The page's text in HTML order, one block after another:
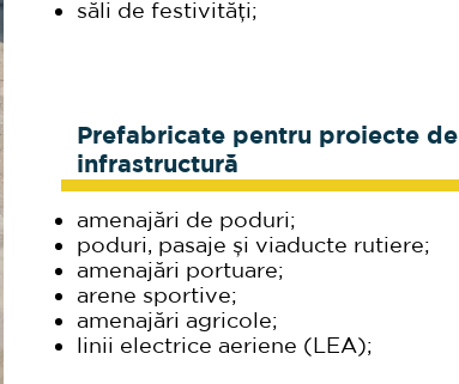
săli de festivități;
Prefabricate pentru proiecte de
infrastructură
amenajări de poduri;
poduri, pasaje și viaducte rutiere;
amenajări portuare;
arene sportive;
amenajări agricole;
linii electrice aeriene (LEA);